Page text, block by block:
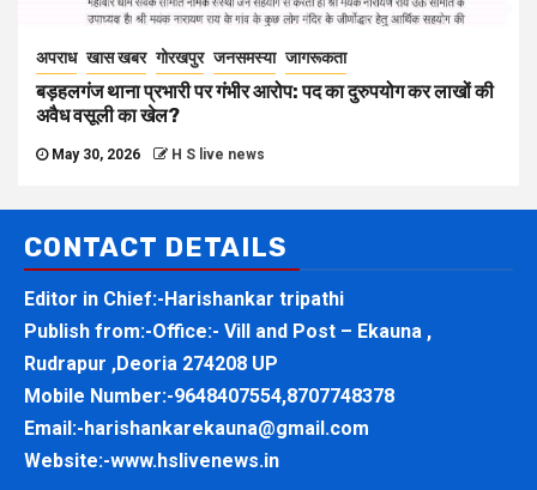
अपराध खास खबर गोरखपुर जनसमस्या जागरूकता
बड़हलगंज थाना प्रभारी पर गंभीर आरोप: पद का दुरुपयोग कर लाखों की
अवैध वसूली का खेल?
May 30, 2026 H S live news
CONTACT DETAILS
Editor in Chief:-Harishankar tripathi
Publish from:-Office:- Vill and Post – Ekauna ,
Rudrapur ,Deoria 274208 UP
Mobile Number:-9648407554,8707748378
Email:-harishankarekauna@gmail.com
Website:-www.hslivenews.in